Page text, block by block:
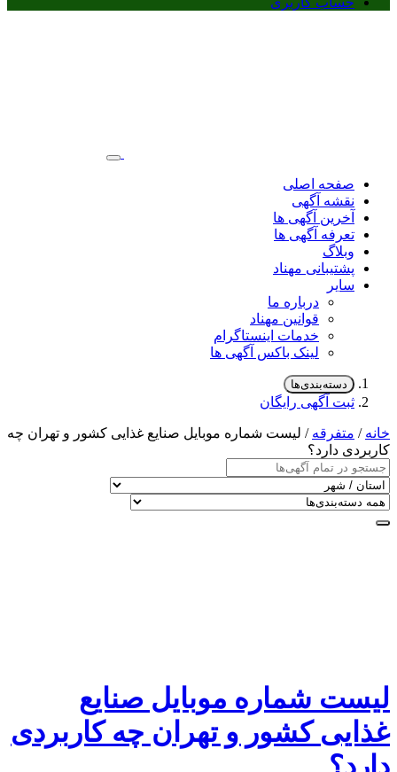
صفحه اصلی
نقشه آگهی
آخرین آگهی ها
تعرفه آگهی ها
وبلاگ
پشتیبانی مهناد
سایر
درباره ما
قوانین مهناد
خدمات اینستاگرام
لینک باکس آگهی ها
دسته‌بندی‌ها
ثبت آگهی رایگان
خانه / متفرقه / لیست شماره موبایل صنایع غذایی کشور و تهران چه
کاربردی دارد؟
لیست شماره موبایل صنایع
غذایی کشور و تهران چه کاربردی